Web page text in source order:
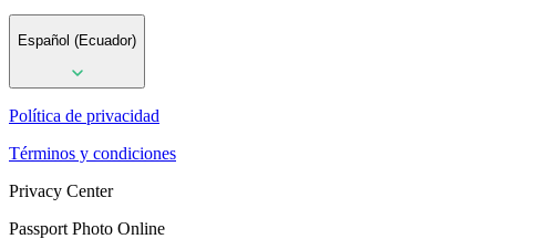
Español (Ecuador)
Política de privacidad
Términos y condiciones
Privacy Center
Passport Photo Online